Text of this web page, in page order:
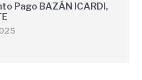
Pago BAZÁN ICARDI,